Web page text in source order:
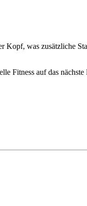
Kopf, was zusätzliche
Fitness auf das